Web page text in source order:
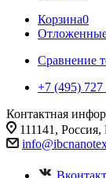
Корзина0
Сравнение
+7 (495) 727
Контактная
111141,